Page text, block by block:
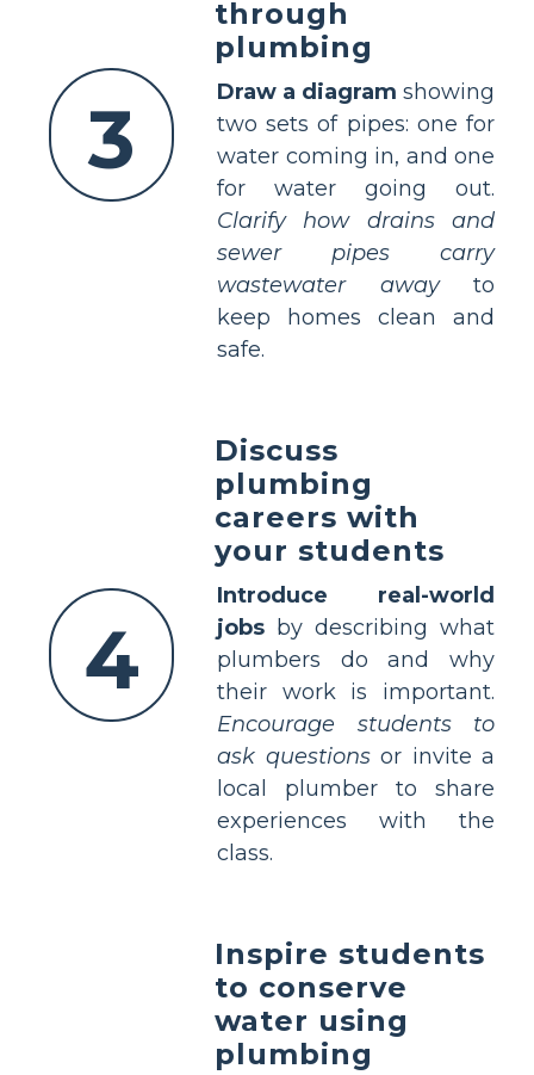
3
through
plumbing
Draw a diagram showing
two sets of pipes: one for
water coming in, and one
for water going out.
Clarify how drains and
sewer pipes carry
wastewater awayto
keep homes clean and
safe.
4
Discuss
plumbing
careers with
your students
Introduce real-world
jobs by describing what
plumbers do and why
their work is important.
Encourage students to
ask questionsor invite a
local plumber to share
experiences with the
class.
Inspire students
to conserve
water using
plumbing